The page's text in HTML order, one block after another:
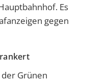
Es
gegen
Grünen